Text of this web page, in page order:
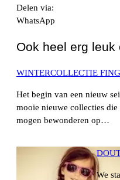
Delen via:
WhatsApp
Ook heel erg leuk
WINTERCOLLECTIE
Het begin van een nieuw
mooie nieuwe collecties
mogen bewonderen op…
We